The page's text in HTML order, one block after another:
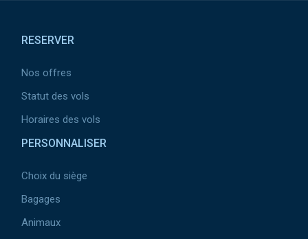
RESERVER
Nos offres
Statut des vols
Horaires des vols
PERSONNALISER
Choix du siège
Bagages
Animaux